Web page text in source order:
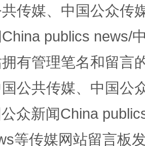
赛在茂县开幕 规模
传媒、中国公众传
publics news/
有管理笔名和留言
公共传媒、中国公
众新闻China
等传媒网站留言板